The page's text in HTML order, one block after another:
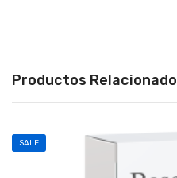
Productos Relacionado
SALE